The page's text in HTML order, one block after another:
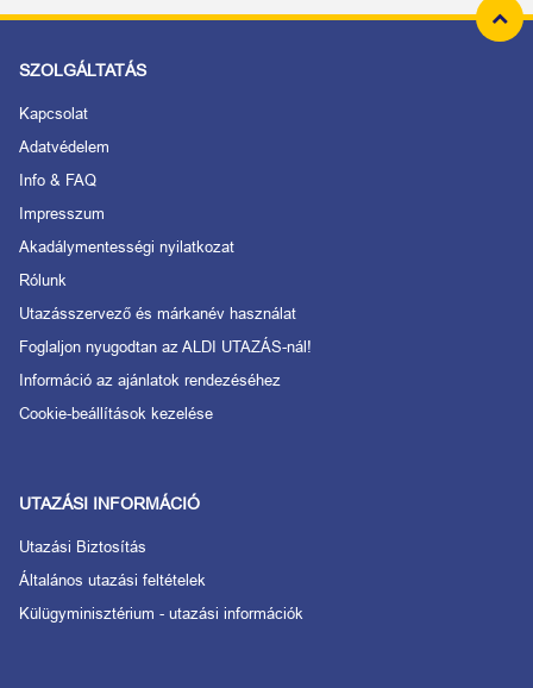
SZOLGÁLTATÁS
Kapcsolat
Adatvédelem
Info & FAQ
Impresszum
Akadálymentességi nyilatkozat
Rólunk
Utazásszervező és márkanév használat
Foglaljon nyugodtan az ALDI UTAZÁS-nál!
Információ az ajánlatok rendezéséhez
Cookie-beállítások kezelése
UTAZÁSI INFORMÁCIÓ
Utazási Biztosítás
Általános utazási feltételek
Külügyminisztérium - utazási információk